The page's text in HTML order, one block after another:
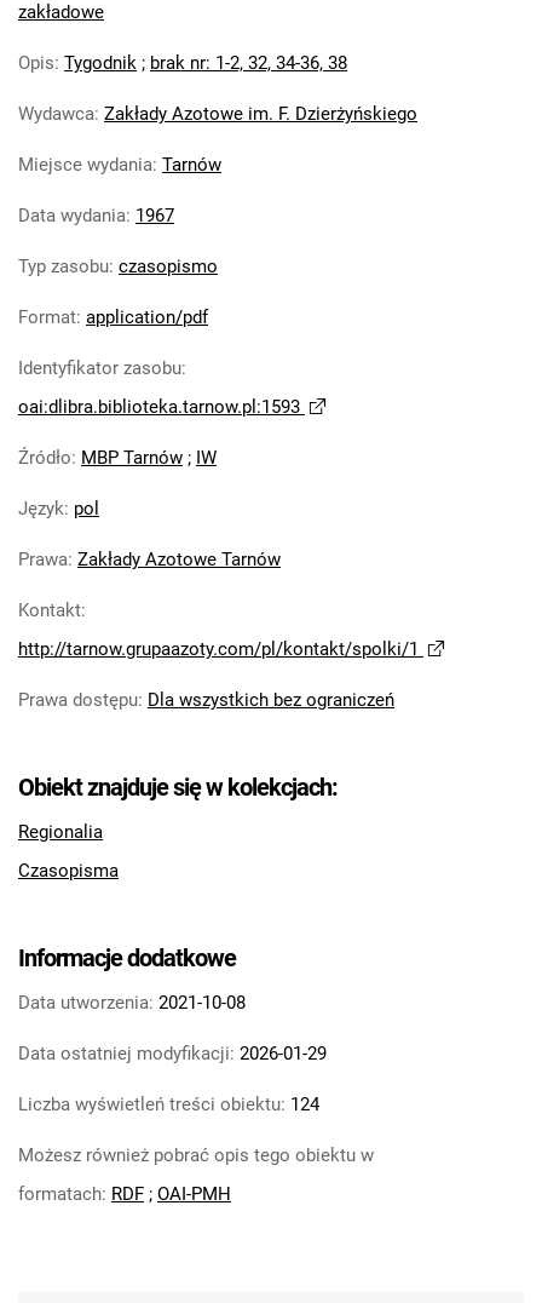
Tarnowskie Azoty : Organ Samorządu
Feliksa Dzierżyńskiego. 1967, nr 10
Robotniczego Zakładów Azotowych im.
Feliksa Dzierżyńskiego. 1967, nr 11
Robotniczego Zakładów Azotowych im.
Feliksa Dzierżyńskiego. 1967, nr 12
Robotniczego Zakładów Azotowych im.
Feliksa Dzierżyńskiego. 1967, nr 13
Robotniczego Zakładów Azotowych im.
Robotniczego Zakładów Azotowych im.
Robotniczego Zakładów Azotowych im.
Tarnowskie Azoty : Organ Samorządu
Feliksa Dzierżyńskiego. 1967, nr 17
Feliksa Dzierżyńskiego. 1967, nr 18
Feliksa Dzierżyńskiego. 1967, nr 19
Tarnowskie Azoty : Organ Samorządu
Feliksa Dzierżyńskiego. 1967, nr 20
Tarnowskie Azoty : Organ Samorządu
Feliksa Dzierżyńskiego. 1967, nr 21
Tarnowskie Azoty : Organ Samorządu
zakładowe
Opis: Tygodnik ; brak nr: 1-2, 32, 34-36, 38
Wydawca: Zakłady Azotowe im. F. Dzierżyńskiego
Miejsce wydania: Tarnów
Data wydania: 1967
Typ zasobu: czasopismo
Format: application/pdf
Identyfikator zasobu:
oai:dlibra.biblioteka.tarnow.pl:1593
Źródło: MBP Tarnów ; IW
Język: pol
Prawa: Zakłady Azotowe Tarnów
Kontakt:
http://tarnow.grupaazoty.com/pl/kontakt/spolki/1
Prawa dostępu: Dla wszystkich bez ograniczeń
Obiekt znajduje się w kolekcjach:
Regionalia
Czasopisma
Informacje dodatkowe
Data utworzenia: 2021-10-08
Data ostatniej modyfikacji: 2026-01-29
Liczba wyświetleń treści obiektu: 124
Możesz również pobrać opis tego obiektu w
formatach: RDF ; OAI-PMH